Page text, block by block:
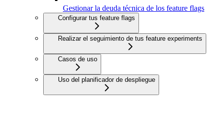
Gestionar la deuda técnica de los feature flags
Configurar tus feature flags
Realizar el seguimiento de tus feature experiments
Casos de uso
Uso del planificador de despliegue